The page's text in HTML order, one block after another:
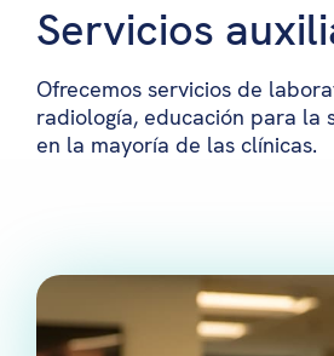
Servicios
Ofrecemos servicios de
radiología, educación para la
en la mayoría de las clínicas.